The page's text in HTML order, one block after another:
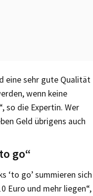
eine sehr gute Qualität
wenn keine
so die Expertin. Wer
Geld übrigens auch
go“
ʻto goʼ summieren sich
Euro und mehr liegen“,